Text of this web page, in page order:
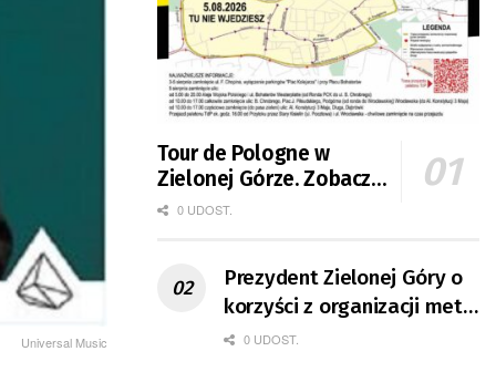
Universal Music
Tour de Pologne w
Zielonej Górze. Zobacz
zmiany w organizacji
0 UDOST.
Prezydent Zielonej Góry o
korzyści z organizacji mety
Tour de Pologne
0 UDOST.